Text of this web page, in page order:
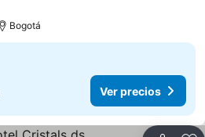
Bogotá
Ver precios